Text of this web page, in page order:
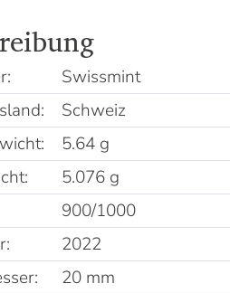
Swissmint
Schweiz
5.64 g
5.076 g
900/1000
2022
20 mm